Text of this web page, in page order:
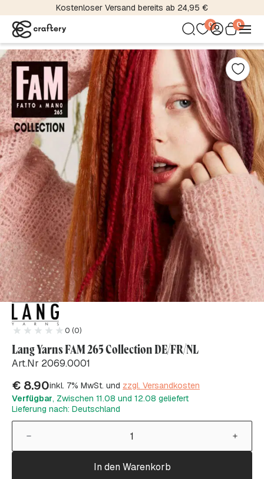
Kostenloser Versand bereits ab 24,95 €
0 0
0 (0)
Lang Yarns FAM 265 Collection DE/FR/NL
Art.Nr 2069.0001
€ 8.90inkl. 7% MwSt. und zzgl. Versandkosten
Verfügbar, Zwischen 11.08 und 12.08 geliefert
Lieferung nach: Deutschland
In den Warenkorb